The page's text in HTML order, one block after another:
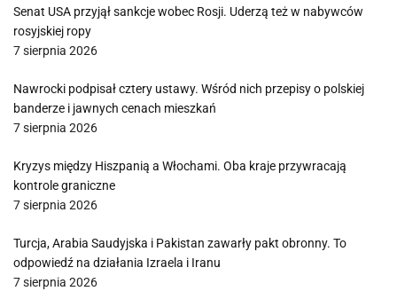
Senat USA przyjął sankcje wobec Rosji. Uderzą też w nabywców
rosyjskiej ropy
7 sierpnia 2026
Nawrocki podpisał cztery ustawy. Wśród nich przepisy o polskiej
banderze i jawnych cenach mieszkań
7 sierpnia 2026
Kryzys między Hiszpanią a Włochami. Oba kraje przywracają
kontrole graniczne
7 sierpnia 2026
Turcja, Arabia Saudyjska i Pakistan zawarły pakt obronny. To
odpowiedź na działania Izraela i Iranu
7 sierpnia 2026